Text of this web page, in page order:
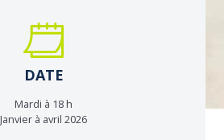
DATE
Mardi à 18 h
Janvier à avril 2026